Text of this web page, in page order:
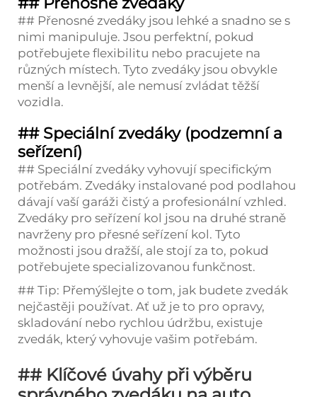
## Přenosné zvedáky jsou lehké a snadno se s
nimi manipuluje. Jsou perfektní, pokud
potřebujete flexibilitu nebo pracujete na
různých místech. Tyto zvedáky jsou obvykle
menší a levnější, ale nemusí zvládat těžší
vozidla.
## Speciální zvedáky (podzemní a
seřízení)
## Speciální zvedáky vyhovují specifickým
potřebám. Zvedáky instalované pod podlahou
dávají vaší garáži čistý a profesionální vzhled.
Zvedáky pro seřízení kol jsou na druhé straně
navrženy pro přesné seřízení kol. Tyto
možnosti jsou dražší, ale stojí za to, pokud
potřebujete specializovanou funkčnost.
## Tip: Přemýšlejte o tom, jak budete zvedák
nejčastěji používat. Ať už je to pro opravy,
skladování nebo rychlou údržbu, existuje
zvedák, který vyhovuje vašim potřebám.
## Klíčové úvahy při výběru